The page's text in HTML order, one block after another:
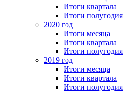
Итоги квартала
Итоги полугодия
2020 год
Итоги месяца
Итоги квартала
Итоги полугодия
2019 год
Итоги месяца
Итоги квартала
Итоги полугодия